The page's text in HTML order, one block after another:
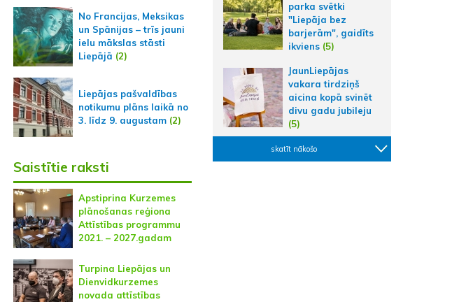
No Francijas, Meksikas
un Spānijas – trīs jauni
ielu mākslas stāsti
Liepājā (2)
Liepājas pašvaldības
notikumu plāns laikā no
3. līdz 9. augustam(2)
Saistītie raksti
Apstiprina Kurzemes
plānošanas reģiona
Attīstības programmu
2021. – 2027.gadam
Turpina Liepājas un
Dienvidkurzemes
novada attīstības
parka svētki
"Liepāja bez
barjerām", gaidīts
ikviens (5)
JaunLiepājas
vakara tirdziņš
aicina kopā svinēt
divu gadu jubileju
(5)
skatīt nākošo